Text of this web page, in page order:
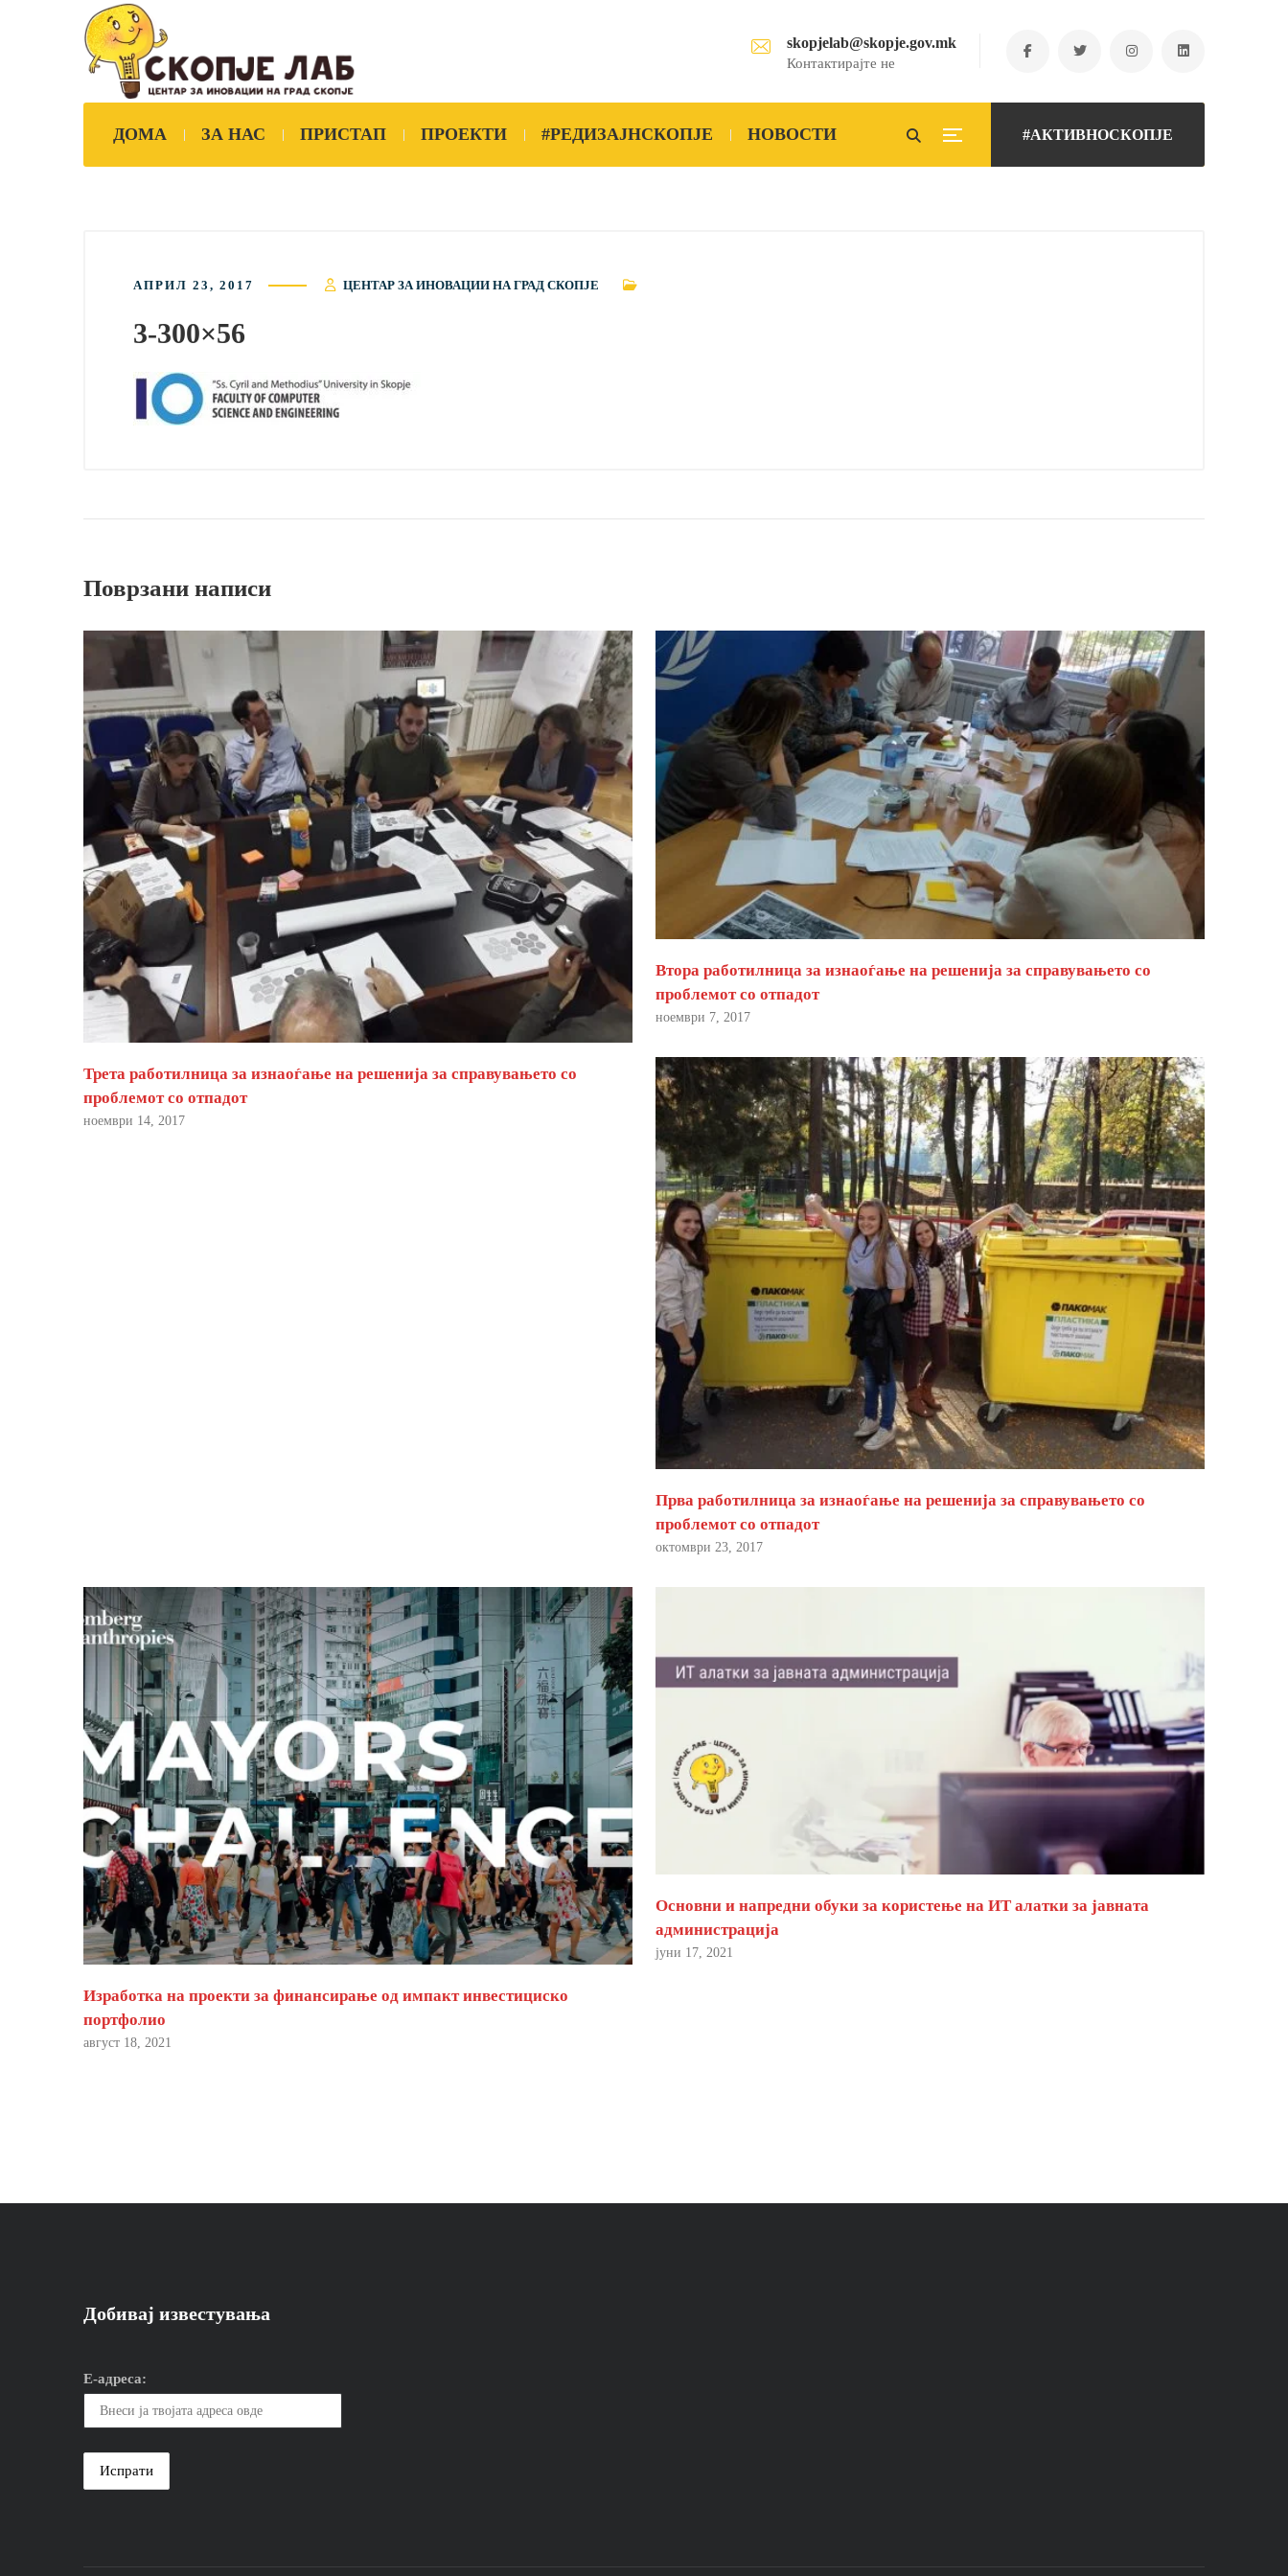
skopjelab@skopje.gov.mk
Контактирајте не
#АКТИВНОСКОПЈЕ
ДОМА ЗА НАС ПРИСТАП ПРОЕКТИ #РЕДИЗАЈНСКОПЈЕ НОВОСТИ
АПРИЛ 23, 2017 ЦЕНТАР ЗА ИНОВАЦИИ НА ГРАД СКОПЈЕ
3-300×56
Поврзани написи
Трета работилница за изнаоѓање на решенија за справувањето со
проблемот со отпадот
ноември 14, 2017
Втора работилница за изнаоѓање на решенија за справувањето со
проблемот со отпадот
ноември 7, 2017
Прва работилница за изнаоѓање на решенија за справувањето со
проблемот со отпадот
октомври 23, 2017
Изработка на проекти за финансирање од импакт инвестициско
портфолио
август 18, 2021
Основни и напредни обуки за користење на ИТ алатки за јавната
администрација
јуни 17, 2021
Добивај известувања
Е-адреса: